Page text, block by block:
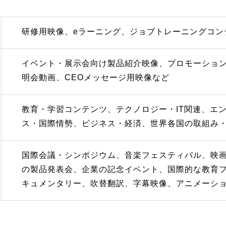
研修用映像、eラーニング、ジョブトレーニングコ
イベント・展示会向け製品紹介映像、プロモーショ
明会動画、CEOメッセージ用映像など
教育・学習コンテンツ、テクノロジー・IT関連、エ
ス・国際情勢、ビジネス・経済、世界各国の取組み
国際会議・シンポジウム、音楽フェスティバル、映
の製品発表会、企業の記念イベント、国際的な教育
キュメンタリー、吹替翻訳、字幕映像、アニメーシ